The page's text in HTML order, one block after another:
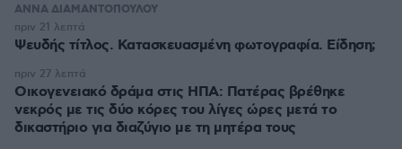
ΑΝΝΑ ΔΙΑΜΑΝΤΟΠΟΥΛΟΥ
Ψευδής τίτλος. Κατασκευασμένη φωτογραφία. Είδηση;
πριν 21 λεπτά
Οικογενειακό δράμα στις ΗΠΑ: Πατέρας βρέθηκε
νεκρός με τις δύο κόρες του λίγες ώρες μετά το
δικαστήριο για διαζύγιο με τη μητέρα τους
πριν 27 λεπτά